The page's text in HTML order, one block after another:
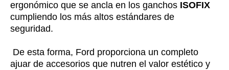
ergonómico que se ancla en los ganchos ISOFIX
cumpliendo los más altos estándares de
seguridad.
De esta forma, Ford proporciona un completo
ajuar de accesorios que nutren el valor estético y